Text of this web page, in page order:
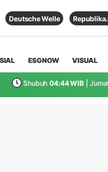
Deutsche Welle
ESGNOW VISUAL
Shubuh 04:44 WIB |